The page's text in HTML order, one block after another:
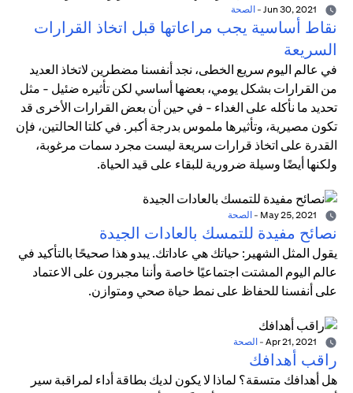
- الصحة
نقاط أساسية يجب مراعاتها قبل اتخاذ القرارات
السريعة
في عالم اليوم سريع الخطى، نجد أنفسنا مضطرين لاتخاذ العديد
من القرارات بشكل يومي، بعضها أساسي لكن تأثيره ضئيل - مثل
تحديد ما نأكله على الغداء - في حين أن بعض القرارات الأخرى قد
تكون مصيرية، وتأثيرها ملموس بدرجة أكبر. في كلتا الحالتين، فإن
القدرة على اتخاذ قرارات سريعة ليست مجرد سمات مرغوبة،
ولكنها أيضًا وسيلة ضرورية للبقاء على قيد الحياة.
- الصحة
نصائح مفيدة للتمسك بالعادات الجيدة
يقول المثل الشهير: حياتك هي عاداتك. يبدو هذا صحيحًا بالتأكيد في
عالم اليوم المشتت اجتماعيًا خاصة وأننا مجبرون على الاعتماد
على أنفسنا للحفاظ على نمط حياة صحي ومتوازن.
- الصحة
راقب أهدافك
هل أهدافك متسقة؟ لماذا لا يكون لديك بطاقة أداء لمراقبة سير